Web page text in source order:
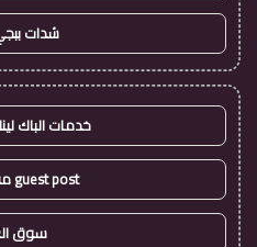
شدات
خدمات الباك
guest post مقال ضيف
سوق